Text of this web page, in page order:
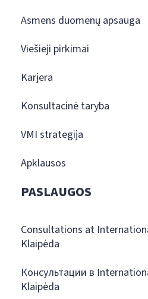
Asmens duomenų apsauga
Viešieji pirkimai
Karjera
Konsultacinė taryba
VMI strategija
Apklausos
PASLAUGOS
Consultations at
Klaipėda
Консультации в
Klaipėda